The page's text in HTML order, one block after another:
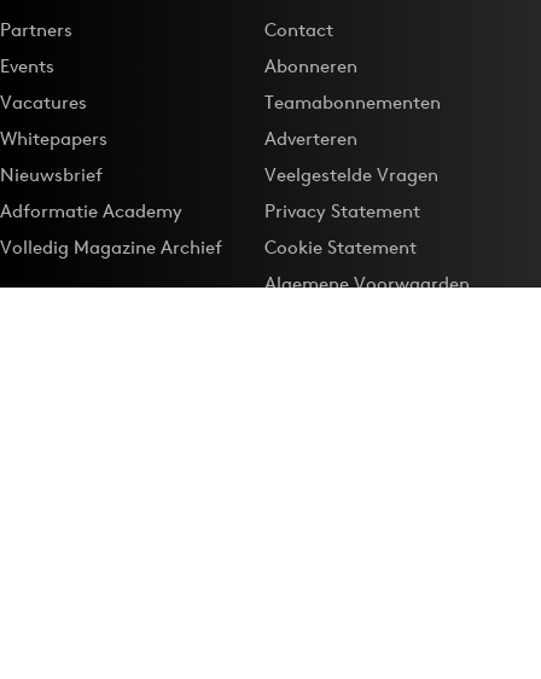
Partners
Events
Vacatures
Whitepapers
Nieuwsbrief
Adformatie Academy
Volledig Magazine Archief
Contact
Abonneren
Teamabonnementen
Adverteren
Veelgestelde Vragen
Privacy Statement
Cookie Statement
Algemene Voorwaarden